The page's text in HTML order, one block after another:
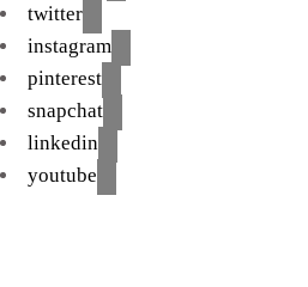
twitter
instagram
pinterest
snapchat
linkedin
youtube